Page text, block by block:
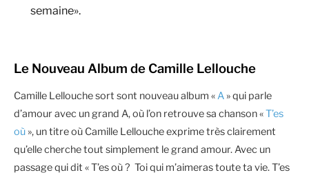
semaine».
Le Nouveau Album de Camille Lellouche
Camille Lellouche sort sont nouveau album «A » qui parle
d’amour avec un grand A, où l’on retrouve sa chanson «T’es
où », un titre où Camille Lellouche exprime très clairement
qu’elle cherche tout simplement le grand amour. Avec un
passage qui dit « T’es où ? Toi qui m’aimeras toute ta vie. T’es